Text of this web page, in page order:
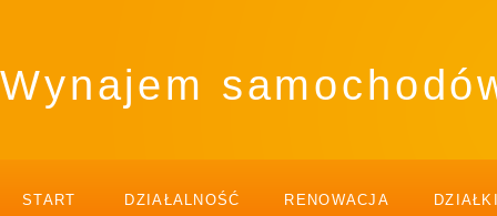
Wynajem
START DZIAŁALNOŚĆ RENOWACJA